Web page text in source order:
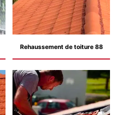
Rehaussement de toiture 88